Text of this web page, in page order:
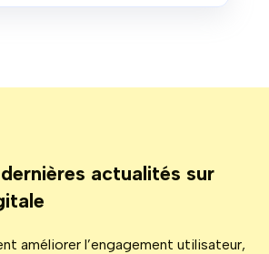
actualités sur
améliorer l’engagement utilisateur,